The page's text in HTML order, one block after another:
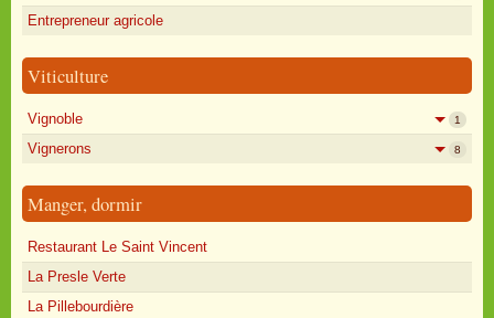
Entrepreneur agricole
Viticulture
Vignoble 1
Vignerons 8
Manger, dormir
Restaurant Le Saint Vincent
La Presle Verte
La Pillebourdière